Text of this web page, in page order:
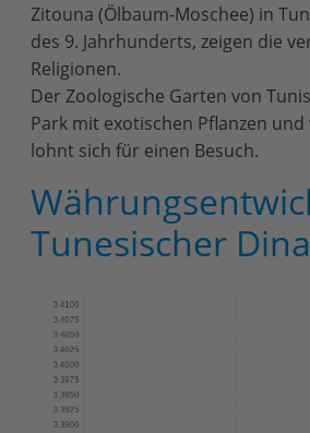
Zitouna (Ölbaum-Moschee) in
des 9. Jahrhunderts, zeigen die
Religionen.
Der Zoologische Garten von
Park mit exotischen Pflanzen und
lohnt sich für einen Besuch.
Tunesischer